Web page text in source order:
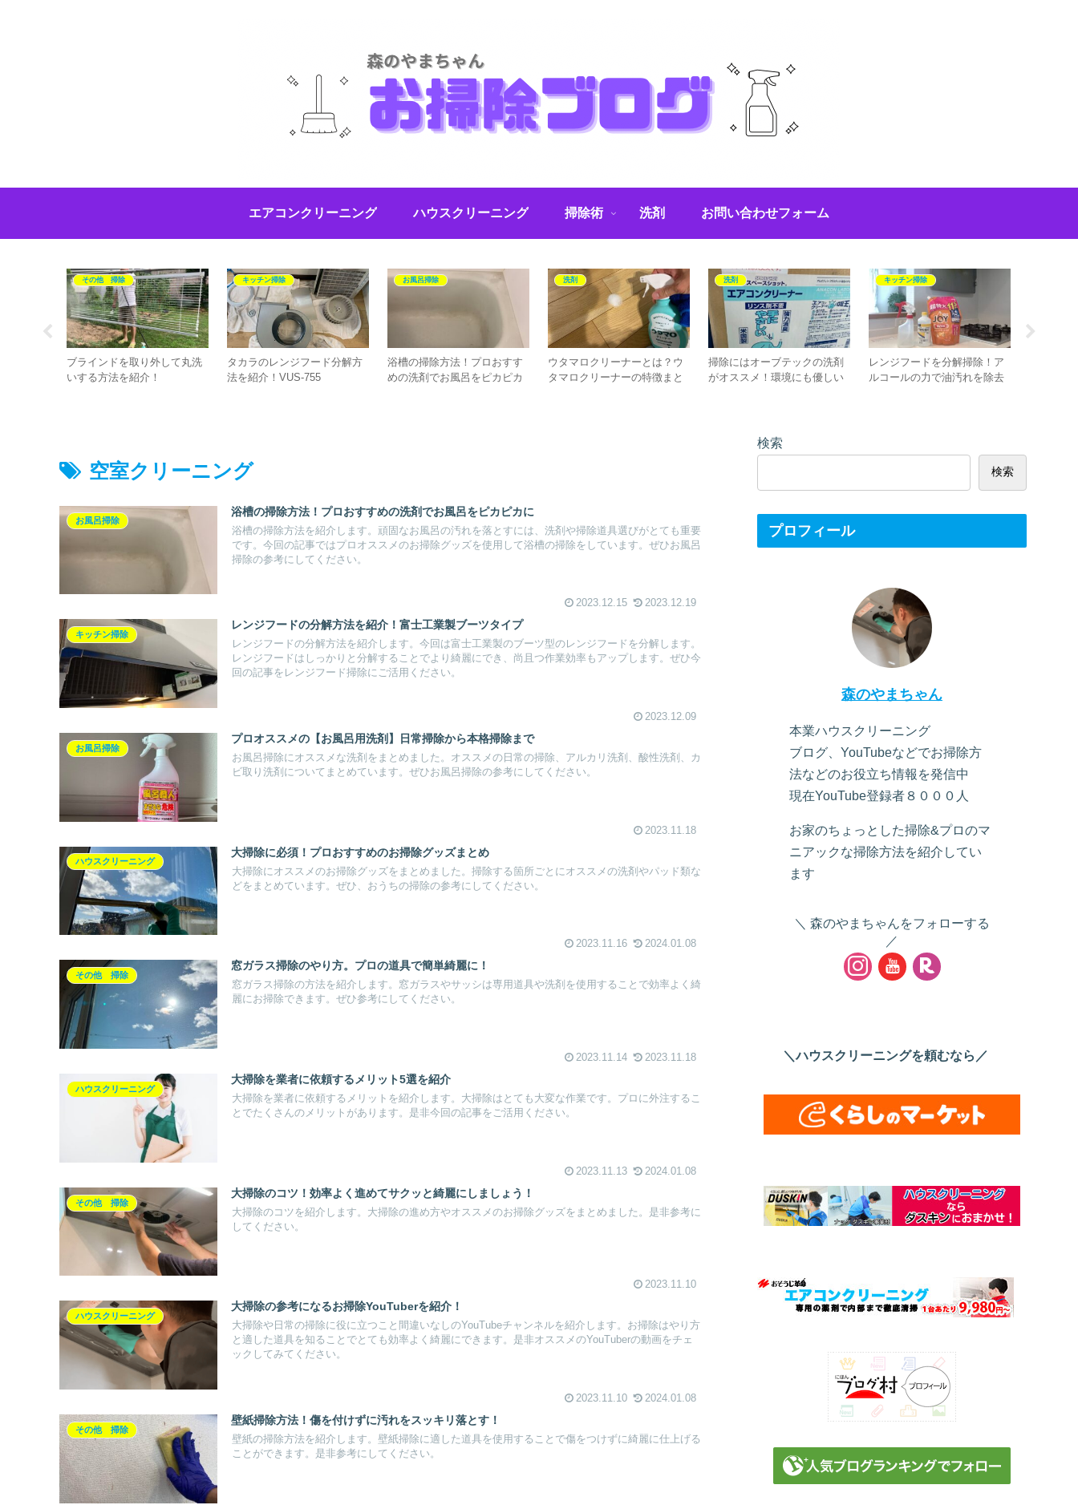
エアコンクリーニング ハウスクリーニング 掃除術 洗剤 お問い合わせフォーム
その他 掃除
ブラインドを取り外して丸洗
いする方法を紹介！
キッチン掃除
タカラのレンジフード分解方
法を紹介！VUS-755
お風呂掃除
浴槽の掃除方法！プロおすす
めの洗剤でお風呂をピカピカ
洗剤
ウタマロクリーナーとは？ウ
タマロクリーナーの特徴まと
洗剤
掃除にはオーブテックの洗剤
がオススメ！環境にも優しい
キッチン掃除
レンジフードを分解掃除！ア
ルコールの力で油汚れを除去
空室クリーニング
お風呂掃除
浴槽の掃除方法！プロおすすめの洗剤でお風呂をピカピカに
浴槽の掃除方法を紹介します。頑固なお風呂の汚れを落とすには、洗剤や掃除道具選びがとても重要
です。今回の記事ではプロオススメのお掃除グッズを使用して浴槽の掃除をしています。ぜひお風呂
掃除の参考にしてください。
2023.12.15 2023.12.19
キッチン掃除
レンジフードの分解方法を紹介！富士工業製ブーツタイプ
レンジフードの分解方法を紹介します。今回は富士工業製のブーツ型のレンジフードを分解します。
レンジフードはしっかりと分解することでより綺麗にでき、尚且つ作業効率もアップします。ぜひ今
回の記事をレンジフード掃除にご活用ください。
2023.12.09
お風呂掃除
プロオススメの【お風呂用洗剤】日常掃除から本格掃除まで
お風呂掃除にオススメな洗剤をまとめました。オススメの日常の掃除、アルカリ洗剤、酸性洗剤、カ
ビ取り洗剤についてまとめています。ぜひお風呂掃除の参考にしてください。
2023.11.18
ハウスクリーニング
大掃除に必須！プロおすすめのお掃除グッズまとめ
大掃除にオススメのお掃除グッズをまとめました。掃除する箇所ごとにオススメの洗剤やパッド類な
どをまとめています。ぜひ、おうちの掃除の参考にしてください。
2023.11.16 2024.01.08
その他 掃除
窓ガラス掃除のやり方。プロの道具で簡単綺麗に！
窓ガラス掃除の方法を紹介します。窓ガラスやサッシは専用道具や洗剤を使用することで効率よく綺
麗にお掃除できます。ぜひ参考にしてください。
2023.11.14 2023.11.18
ハウスクリーニング
大掃除を業者に依頼するメリット5選を紹介
大掃除を業者に依頼するメリットを紹介します。大掃除はとても大変な作業です。プロに外注するこ
とでたくさんのメリットがあります。是非今回の記事をご活用ください。
2023.11.13 2024.01.08
その他 掃除
大掃除のコツ！効率よく進めてサクッと綺麗にしましょう！
大掃除のコツを紹介します。大掃除の進め方やオススメのお掃除グッズをまとめました。是非参考に
してください。
2023.11.10
ハウスクリーニング
大掃除の参考になるお掃除YouTuberを紹介！
大掃除や日常の掃除に役に立つこと間違いなしのYouTubeチャンネルを紹介します。お掃除はやり方
と適した道具を知ることでとても効率よく綺麗にできます。是非オススメのYouTuberの動画をチェ
ックしてみてください。
2023.11.10 2024.01.08
その他 掃除
壁紙掃除方法！傷を付けずに汚れをスッキリ落とす！
壁紙の掃除方法を紹介します。壁紙掃除に適した道具を使用することで傷をつけずに綺麗に仕上げる
ことができます。是非参考にしてください。
検索
検索
プロフィール
森のやまちゃん
本業ハウスクリーニング
ブログ、YouTubeなどでお掃除方
法などのお役立ち情報を発信中
現在YouTube登録者８０００人
お家のちょっとした掃除&プロのマ
ニアックな掃除方法を紹介してい
ます
森のやまちゃんをフォローする
＼ハウスクリーニングを頼むなら／